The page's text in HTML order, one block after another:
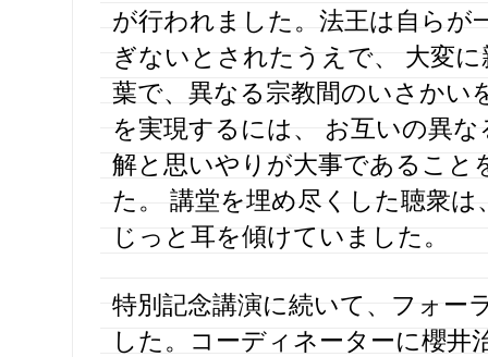
が行われました。法王は自らが
ぎないとされたうえで、 大変
葉で、異なる宗教間のいさかい
を実現するには、 お互いの異
解と思いやりが大事であること
た。 講堂を埋め尽くした聴衆は
じっと耳を傾けていました。
特別記念講演に続いて、フォー
した。コーディネーターに櫻井